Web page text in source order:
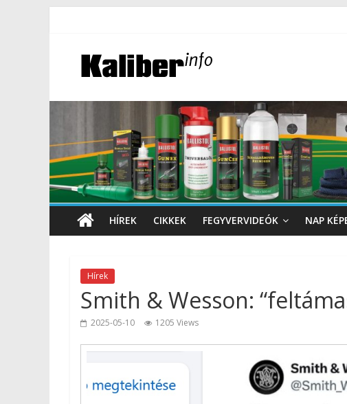
HÍREK CIKKEK FEGYVERVIDEÓK NAP
Hírek
Smith & Wesson:
2025-05-10 1205 Views